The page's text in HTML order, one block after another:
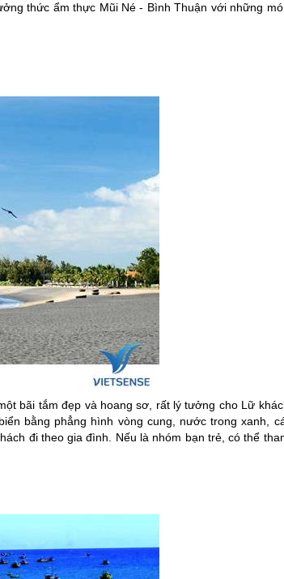
thức ẩm thực Mũi Né - Bình Thuận với những
bãi tắm đẹp và hoang sơ, rất lý tưởng cho Lữ
bằng phẳng hình vòng cung, nước trong xanh,
đi theo gia đình. Nếu là nhóm bạn trẻ, có thể